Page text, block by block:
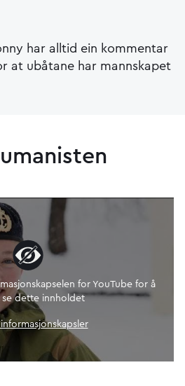
har alltid ein kommentar
at ubåtane har mannskapet
for YouTube for å
se dette innholdet